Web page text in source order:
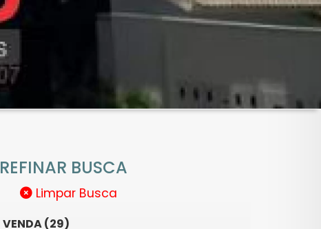
REFINAR BUSCA
Limpar Busca
VENDA (29)